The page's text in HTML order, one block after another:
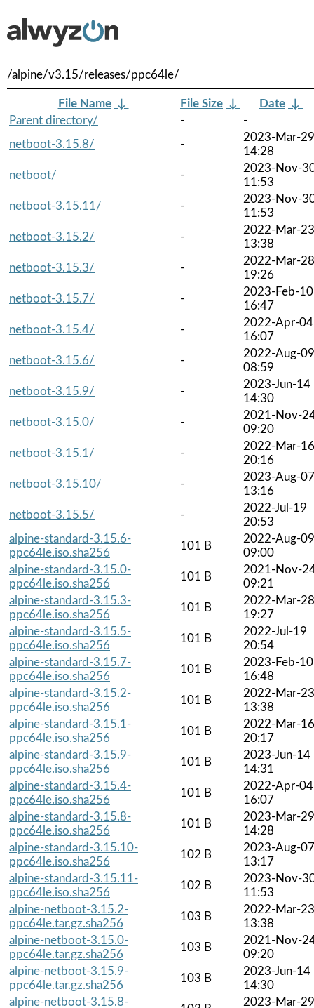
/alpine/v3.15/releases/ppc64le/
File Name ↓ File Size ↓ Date ↓
Parent directory/
-
-
netboot-3.15.8/
-
2023-Mar-29
14:28
netboot/
-
2023-Nov-
11:53
netboot-3.15.11/
-
2023-Nov-
11:53
netboot-3.15.2/
-
2022-Mar-23
13:38
netboot-3.15.3/
-
2022-Mar-28
19:26
netboot-3.15.7/
-
2023-Feb-10
16:47
netboot-3.15.4/
-
2022-Apr-04
16:07
netboot-3.15.6/
-
2022-Aug-09
08:59
netboot-3.15.9/
-
2023-Jun-14
14:30
netboot-3.15.0/
-
2021-Nov-
09:20
netboot-3.15.1/
-
2022-Mar-16
20:16
netboot-3.15.10/
-
2023-Aug-07
13:16
netboot-3.15.5/
-
2022-Jul-19
20:53
alpine-standard-3.15.6-
ppc64le.iso.sha256
101 B
2022-Aug-09
09:00
alpine-standard-3.15.0-
ppc64le.iso.sha256
101 B
2021-Nov-
09:21
alpine-standard-3.15.3-
ppc64le.iso.sha256
101 B
2022-Mar-28
19:27
alpine-standard-3.15.5-
ppc64le.iso.sha256
101 B
2022-Jul-19
20:54
alpine-standard-3.15.7-
ppc64le.iso.sha256
101 B
2023-Feb-10
16:48
alpine-standard-3.15.2-
ppc64le.iso.sha256
101 B
2022-Mar-23
13:38
alpine-standard-3.15.1-
ppc64le.iso.sha256
101 B
2022-Mar-16
20:17
alpine-standard-3.15.9-
ppc64le.iso.sha256
101 B
2023-Jun-14
14:31
alpine-standard-3.15.4-
ppc64le.iso.sha256
101 B
2022-Apr-04
16:07
alpine-standard-3.15.8-
ppc64le.iso.sha256
101 B
2023-Mar-29
14:28
alpine-standard-3.15.10-
ppc64le.iso.sha256
102 B
2023-Aug-07
13:17
alpine-standard-3.15.11-
ppc64le.iso.sha256
102 B
2023-Nov-
11:53
alpine-netboot-3.15.2-
ppc64le.tar.gz.sha256
103 B
2022-Mar-23
13:38
alpine-netboot-3.15.0-
ppc64le.tar.gz.sha256
103 B
2021-Nov-
09:20
alpine-netboot-3.15.9-
ppc64le.tar.gz.sha256
103 B
2023-Jun-14
14:30
alpine-netboot-3.15.8-
2023-Mar-29